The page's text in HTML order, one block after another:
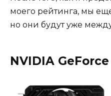
моего рейтинга, мы
но они будут уже
NVIDIA